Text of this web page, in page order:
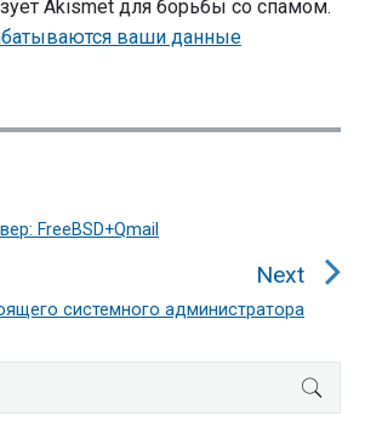
Akismet для борьбы со спамом.
ваши данные
FreeBSD+Qmail
Next
Next
системного администратора